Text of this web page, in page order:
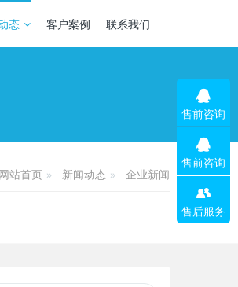
态 客户案例 联系我们
网站首页 新闻动态 企业新闻
售前咨询
售前咨询
售后服务